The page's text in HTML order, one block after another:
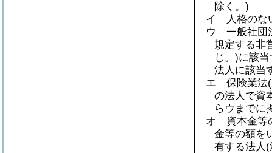
除く。)
イ 人格のな
ウ 一般社団
規定する非
じ。)に該
法人に該当
エ 保険業法
の法人で資
らウまでに
オ 資本金等
金等の額を
有する法人 (